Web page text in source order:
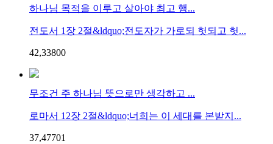
하나님 목적을 이루고 살아야 최고 행...
전도서 1장 2절&ldquo;전도자가 가로되 헛되고 헛...
42,33800
무조건 주 하나님 뜻으로만 생각하고 ...
로마서 12장 2절&ldquo;너희는 이 세대를 본받지...
37,47701